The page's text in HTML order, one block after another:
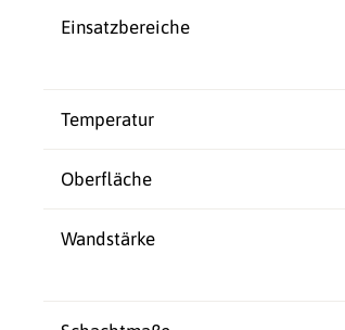
Einsatzbereiche
Temperatur
Oberfläche
Wandstärke